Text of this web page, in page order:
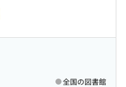
全国の図書館